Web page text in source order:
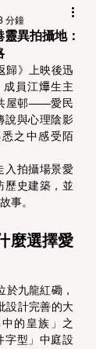
異拍攝地：
分鐘
歸》上映後迅
員江𤒹生主
屋邨——愛民
說與心理陰影
之中感受陌
入拍攝場景愛
歷史建築，並
事。
麼選擇愛
九龍紅磡，
設計完善的大
的皇族」之
字型」中庭設